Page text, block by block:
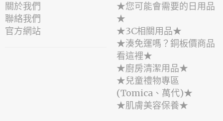
關於我們
聯絡我們
官方網站
★您可能會需要的日用品
★
★3C相關用品★
★湊免運嗎？銅板價商品
看這裡★
★廚房清潔用品★
★兒童禮物專區
(Tomica、萬代)★
★肌膚美容保養★